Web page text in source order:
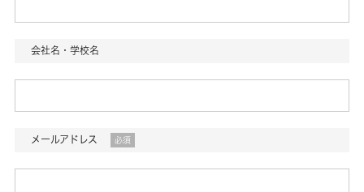
会社名・学校名
メールアドレス 必須